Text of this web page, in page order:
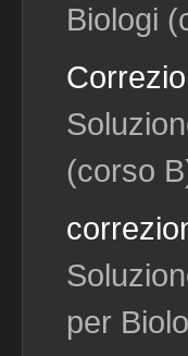
Biologi
(corso
per